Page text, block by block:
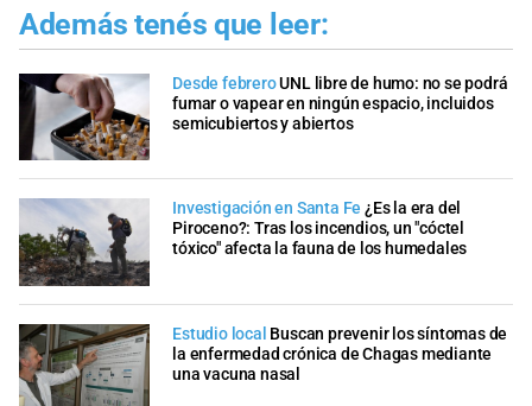
Además tenés que leer:
Desde febreroUNL libre de humo: no se podrá
fumar o vapear en ningún espacio, incluidos
semicubiertos y abiertos
Investigación en Santa Fe ¿Es la era del
Piroceno?: Tras los incendios, un "cóctel
tóxico" afecta la fauna de los humedales
Estudio local Buscan prevenir los síntomas de
la enfermedad crónica de Chagas mediante
una vacuna nasal